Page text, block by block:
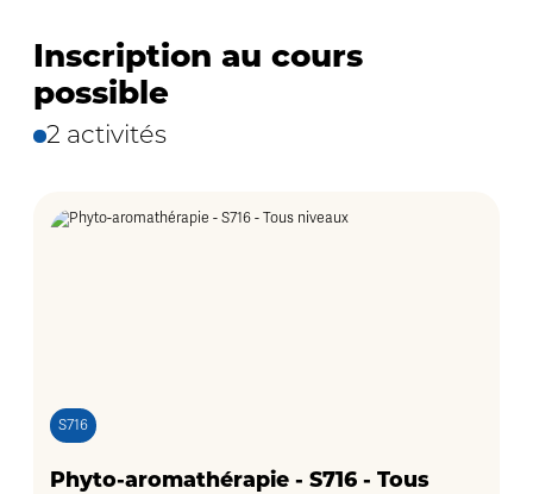
Inscription au cours
possible
2 activités
S716
Phyto-aromathérapie - S716 - Tous